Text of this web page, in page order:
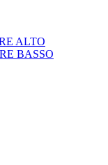
ALTO
BASSO